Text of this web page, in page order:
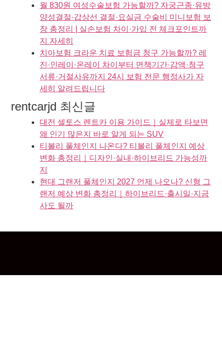
월 830원 여성수술보험 가능할까? 자궁근종·유방
양성결절·갑상선 결절·요실금 수술비 미니보험 보
장 총정리 | 실손보험 차이·가입 전 체크포인트까
지 자세히
치아보험 크라운 치료 보험금 청구 가능할까? 레
진·인레이·온레이 차이부터 면책기간·감액·청구
서류·거절사유까지 24시 보험 전문 행정사가 자
세히 알려드립니다
rentcarjd 최신글
대전 셀토스 렌트카 이용 가이드｜실제로 타보면
왜 인기 많은지 바로 알게 되는 SUV
티볼리 풀체인지 나온다? 티볼리 풀체인지 예상
변화 총정리｜디자인·실내·하이브리드 가능성까
지
현대 그랜저 풀체인지 2027 언제 나오나? 신형 그
랜저 예상 변화 총정리｜하이브리드·출시일·지금
사도 될까